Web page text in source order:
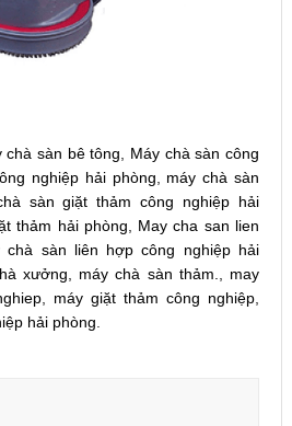
chà sàn bê tông
Máy chà sàn công
nghiệp hải phòng
máy chà sàn
sàn giặt thảm công nghiệp hải
thảm hải phòng
May cha san lien
chà sàn liên hợp công nghiệp hải
xưởng máy chà sàn thảm.
may
máy giặt thảm công nghiệp
hải phòng